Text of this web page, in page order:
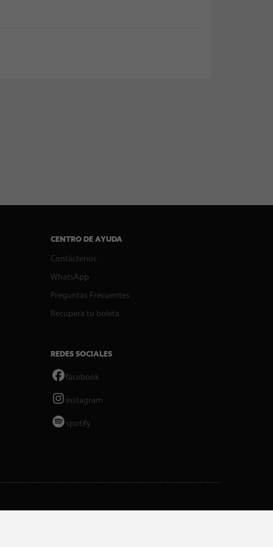
CENTRO DE AYUDA
Contáctenos
WhatsApp
Preguntas Frecuentes
Recupera tu boleta
REDES SOCIALES
facebook
instagram
spotify